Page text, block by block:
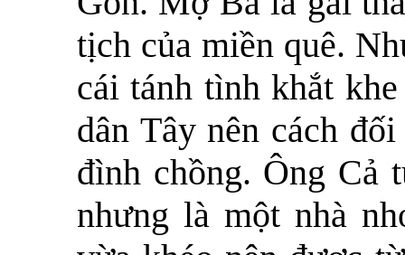
tịch của miền quê.
cái tánh tình khắt
dân Tây nên cách
đình chồng. Ông Cả
nhưng là một nhà